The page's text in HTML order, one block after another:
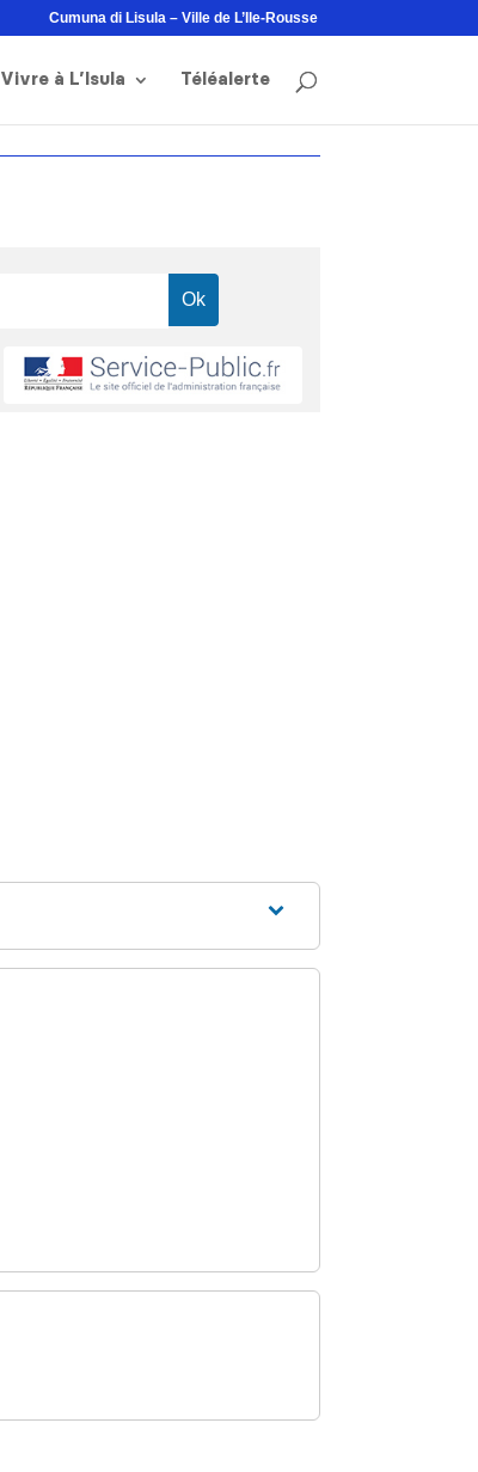
Cumuna di Lisula – Ville de L’Ile-Rousse
Vivre à L’Isula Téléalerte